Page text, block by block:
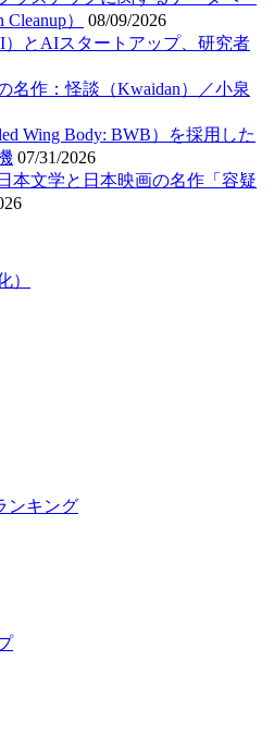
）
08/09/2026
）とAIスタートアップ、研究者
名作：怪談（Kwaidan）／小泉
Wing Body: BWB）を採用した
07/31/2026
本文学と日本映画の名作「容疑
）
ンキング